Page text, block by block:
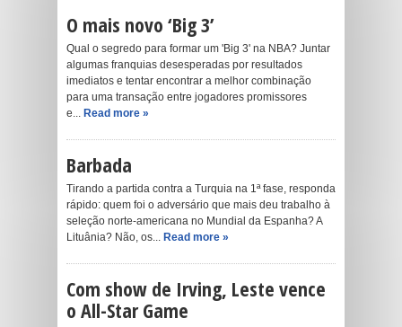
O mais novo ‘Big 3’
Qual o segredo para formar um 'Big 3' na NBA? Juntar
algumas franquias desesperadas por resultados
imediatos e tentar encontrar a melhor combinação
para uma transação entre jogadores promissores
e... Read more »
Barbada
Tirando a partida contra a Turquia na 1ª fase, responda
rápido: quem foi o adversário que mais deu trabalho à
seleção norte-americana no Mundial da Espanha? A
Lituânia? Não, os... Read more »
Com show de Irving, Leste vence
o All-Star Game